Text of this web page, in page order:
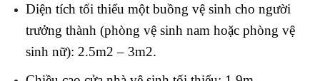
Diện tích tối thiểu một buồng vệ sinh cho người
trưởng thành (phòng vệ sinh nam hoặc phòng vệ
sinh nữ): 2.5m2 – 3m2.